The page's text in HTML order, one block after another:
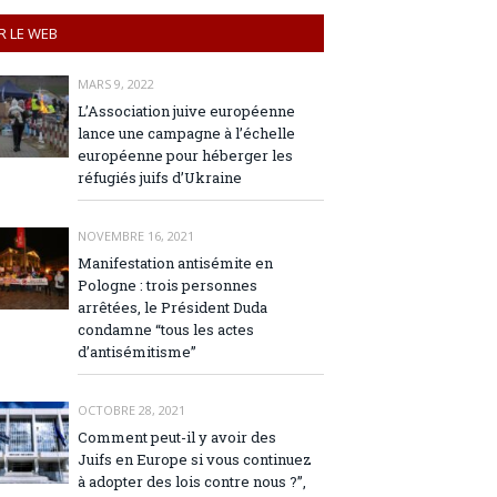
LE WEB
MARS 9, 2022
L’Association juive européenne
lance une campagne à l’échelle
européenne pour héberger les
réfugiés juifs d’Ukraine
NOVEMBRE 16, 2021
Manifestation antisémite en
Pologne : trois personnes
arrêtées, le Président Duda
condamne “tous les actes
d’antisémitisme”
OCTOBRE 28, 2021
Comment peut-il y avoir des
Juifs en Europe si vous continuez
à adopter des lois contre nous ?”,